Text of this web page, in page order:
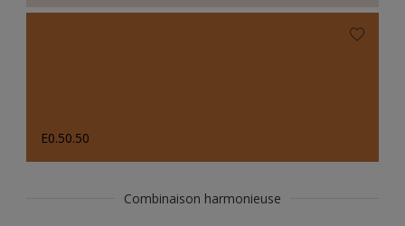
E0.50.50
Combinaison harmonieuse